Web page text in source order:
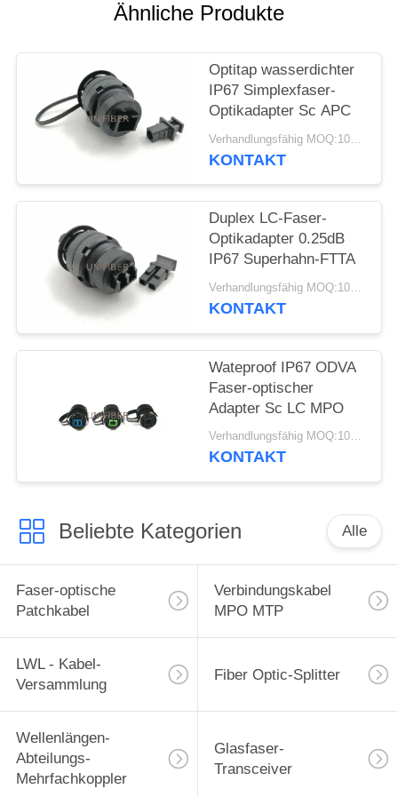
PRIVACY
POLICY
Ähnliche Produkte
Optitap wasserdichter
IP67 Simplexfaser-
Optikadapter Sc APC
Verhandlungsfähig MOQ:10pcs
KONTAKT
Duplex LC-Faser-
Optikadapter 0.25dB
IP67 Superhahn-FTTA
Verhandlungsfähig MOQ:10pcs
KONTAKT
Wateproof IP67 ODVA
Faser-optischer
Adapter Sc LC MPO
Verhandlungsfähig MOQ:10pcs
KONTAKT
Beliebte Kategorien Alle
Faser-optische
Patchkabel
Verbindungskabel
MPO MTP
LWL - Kabel-
Versammlung
Fiber Optic-Splitter
Wellenlängen-
Abteilungs-
Mehrfachkoppler
Glasfaser-
Transceiver